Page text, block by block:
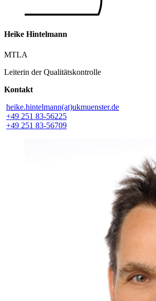
Heike Hintelmann
MTLA
Leiterin der Qualitätskontrolle
Kontakt
heike.hintelmann(at)ukmuenster.de
+49 251 83-56225
+49 251 83-56709